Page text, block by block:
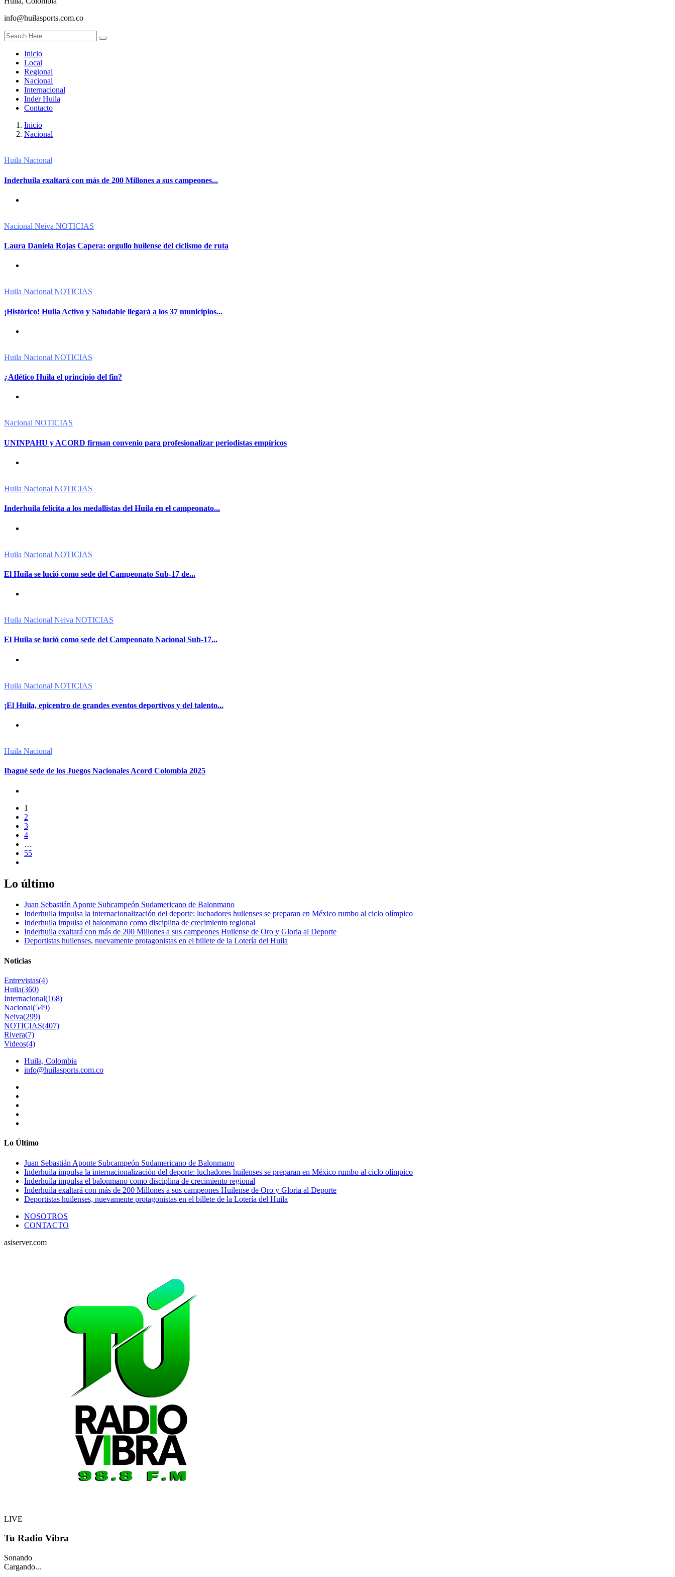
info@huilasports.com.co
Inicio
Local
Regional
Nacional
Internacional
Inder Huila
Contacto
Inicio
Nacional
Huila Nacional
Inderhuila exaltará con más de 200 Millones a sus campeones...
Nacional Neiva NOTICIAS
Laura Daniela Rojas Capera: orgullo huilense del ciclismo de ruta
Huila Nacional NOTICIAS
¡Histórico! Huila Activo y Saludable llegará a los 37 municipios...
Huila Nacional NOTICIAS
¿Atlético Huila el principio del fin?
Nacional NOTICIAS
UNINPAHU y ACORD firman convenio para profesionalizar periodistas empíricos
Huila Nacional NOTICIAS
Inderhuila felicita a los medallistas del Huila en el campeonato...
Huila Nacional NOTICIAS
El Huila se lució como sede del Campeonato Sub-17 de...
Huila Nacional Neiva NOTICIAS
El Huila se lució como sede del Campeonato Nacional Sub-17...
Huila Nacional NOTICIAS
¡El Huila, epicentro de grandes eventos deportivos y del talento...
Huila Nacional
Ibagué sede de los Juegos Nacionales Acord Colombia 2025
1
2
3
4
…
55
Lo último
Juan Sebastián Aponte Subcampeón Sudamericano de Balonmano
Inderhuila impulsa la internacionalización del deporte: luchadores huilenses se preparan en México rumbo al ciclo olímpico
Inderhuila impulsa el balonmano como disciplina de crecimiento regional
Inderhuila exaltará con más de 200 Millones a sus campeones Huilense de Oro y Gloria al Deporte
Deportistas huilenses, nuevamente protagonistas en el billete de la Lotería del Huila
Noticias
Entrevistas(4)
Huila(360)
Internacional(168)
Nacional(549)
Neiva(299)
NOTICIAS(407)
Rivera(7)
Videos(4)
Huila, Colombia
info@huilasports.com.co
Lo Último
Juan Sebastián Aponte Subcampeón Sudamericano de Balonmano
Inderhuila impulsa la internacionalización del deporte: luchadores huilenses se preparan en México rumbo al ciclo olímpico
Inderhuila impulsa el balonmano como disciplina de crecimiento regional
Inderhuila exaltará con más de 200 Millones a sus campeones Huilense de Oro y Gloria al Deporte
Deportistas huilenses, nuevamente protagonistas en el billete de la Lotería del Huila
NOSOTROS
CONTACTO
asiserver.com
LIVE
Tu Radio Vibra
Sonando
Cargando...